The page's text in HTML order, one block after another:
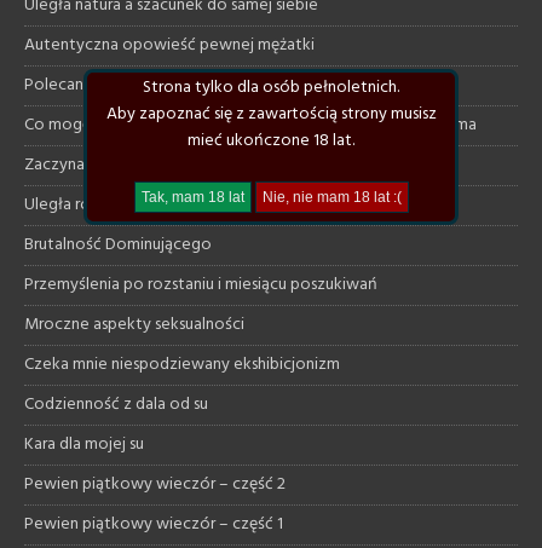
Autentyczna opowieść pewnej mężatki
Polecane klimatyczne książki
Co mogę dać uległej a czego ode mnie na pewno nie otrzyma
Zaczynam szukać od nowa
Uległa rozmawia z dominującym na necie
Brutalność Dominującego
Przemyślenia po rozstaniu i miesiącu poszukiwań
Mroczne aspekty seksualności
Czeka mnie niespodziewany ekshibicjonizm
Codzienność z dala od su
Kara dla mojej su
Pewien piątkowy wieczór – część 2
Pewien piątkowy wieczór – część 1
Strona tylko dla osób pełnoletnich.
Aby zapoznać się z zawartością strony musisz
mieć ukończone 18 lat.